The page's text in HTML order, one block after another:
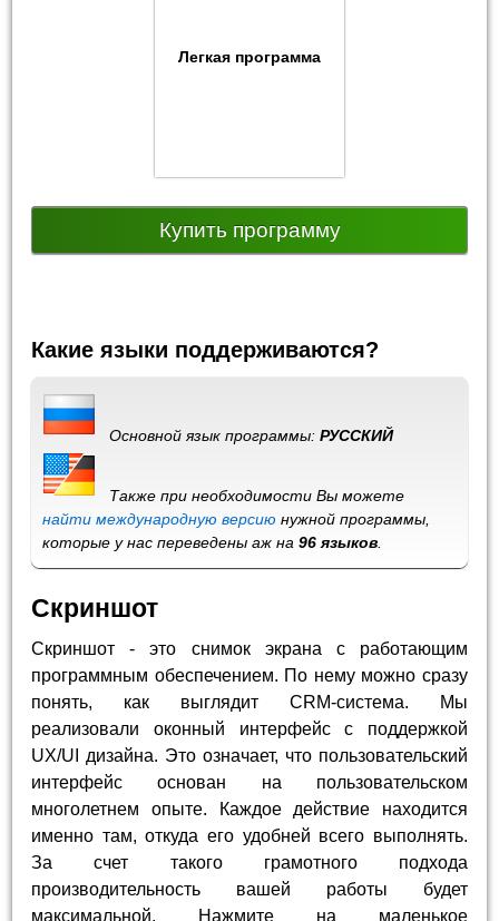
Легкая программа
Купить программу
Какие языки поддерживаются?
Основной язык программы:РУССКИЙ
Также при необходимости Вы можете
найти международную версию нужной программы,
которые у нас переведены аж на96 языков
Скриншот
Скриншот - это снимок экрана с работающим
программным обеспечением. По нему можно сразу
понять, как выглядит CRM-система. Мы
реализовали оконный интерфейс с поддержкой
UX/UI дизайна. Это означает, что пользовательский
интерфейс основан на пользовательском
многолетнем опыте. Каждое действие находится
именно там, откуда его удобней всего выполнять.
За счет такого грамотного подхода
производительность вашей работы будет
максимальной. Нажмите на маленькое